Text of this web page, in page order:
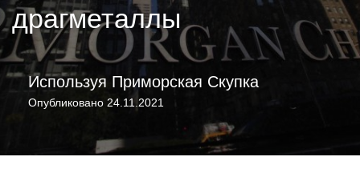
драгметаллы
Используя Приморская Скупка
Опубликовано 24.11.2021